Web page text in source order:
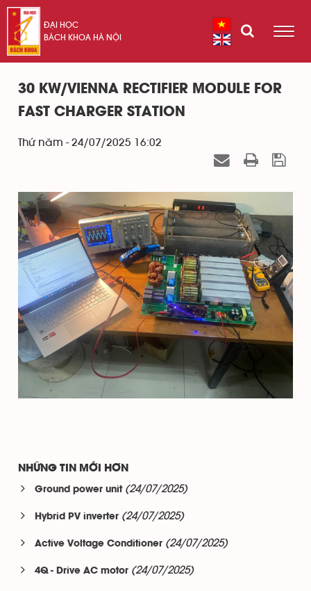
ĐẠI HỌC
BÁCH KHOA HÀ NỘI
30 KW/VIENNA RECTIFIER MODULE FOR
FAST CHARGER STATION
Thứ năm - 24/07/2025 16:02
NHỮNG TIN MỚI HƠN
Ground power unit (24/07/2025)
Hybrid PV inverter (24/07/2025)
Active Voltage Conditioner (24/07/2025)
4Q - Drive AC motor (24/07/2025)